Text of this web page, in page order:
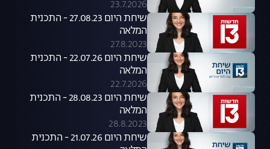
23.7.2026
שיחת היום 27.08.23 - התכנית
המלאה
27.8.2023
שיחת היום 22.07.26 - התכנית
המלאה
22.7.2026
שיחת היום 28.08.23 - התכנית
המלאה
28.8.2023
שיחת היום 21.07.26 - התכנית